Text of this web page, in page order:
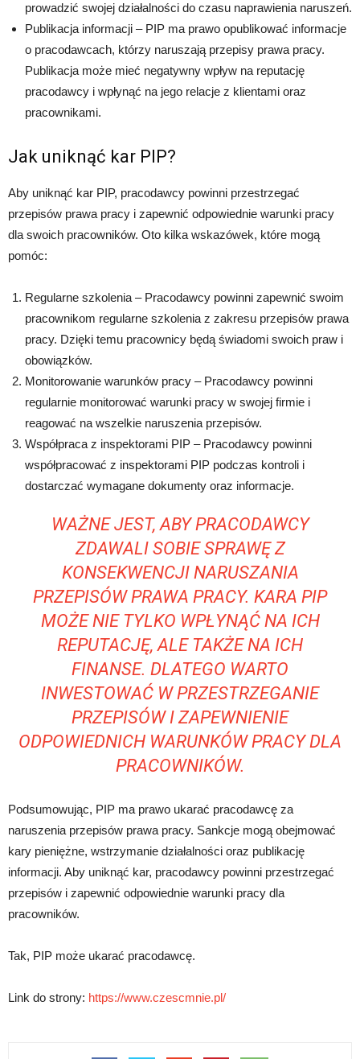
prowadzić swojej działalności do czasu naprawienia naruszeń.
Publikacja informacji – PIP ma prawo opublikować informacje
o pracodawcach, którzy naruszają przepisy prawa pracy.
Publikacja może mieć negatywny wpływ na reputację
pracodawcy i wpłynąć na jego relacje z klientami oraz
pracownikami.
Jak uniknąć kar PIP?
Aby uniknąć kar PIP, pracodawcy powinni przestrzegać
przepisów prawa pracy i zapewnić odpowiednie warunki pracy
dla swoich pracowników. Oto kilka wskazówek, które mogą
pomóc:
Regularne szkolenia – Pracodawcy powinni zapewnić swoim
pracownikom regularne szkolenia z zakresu przepisów prawa
pracy. Dzięki temu pracownicy będą świadomi swoich praw i
obowiązków.
Monitorowanie warunków pracy – Pracodawcy powinni
regularnie monitorować warunki pracy w swojej firmie i
reagować na wszelkie naruszenia przepisów.
Współpraca z inspektorami PIP – Pracodawcy powinni
współpracować z inspektorami PIP podczas kontroli i
dostarczać wymagane dokumenty oraz informacje.
WAŻNE JEST, ABY PRACODAWCY
ZDAWALI SOBIE SPRAWĘ Z
KONSEKWENCJI NARUSZANIA
PRZEPISÓW PRAWA PRACY. KARA PIP
MOŻE NIE TYLKO WPŁYNĄĆ NA ICH
REPUTACJĘ, ALE TAKŻE NA ICH
FINANSE. DLATEGO WARTO
INWESTOWAĆ W PRZESTRZEGANIE
PRZEPISÓW I ZAPEWNIENIE
ODPOWIEDNICH WARUNKÓW PRACY DLA
PRACOWNIKÓW.
Podsumowując, PIP ma prawo ukarać pracodawcę za
naruszenia przepisów prawa pracy. Sankcje mogą obejmować
kary pieniężne, wstrzymanie działalności oraz publikację
informacji. Aby uniknąć kar, pracodawcy powinni przestrzegać
przepisów i zapewnić odpowiednie warunki pracy dla
pracowników.
Tak, PIP może ukarać pracodawcę.
Link do strony: https://www.czescmnie.pl/